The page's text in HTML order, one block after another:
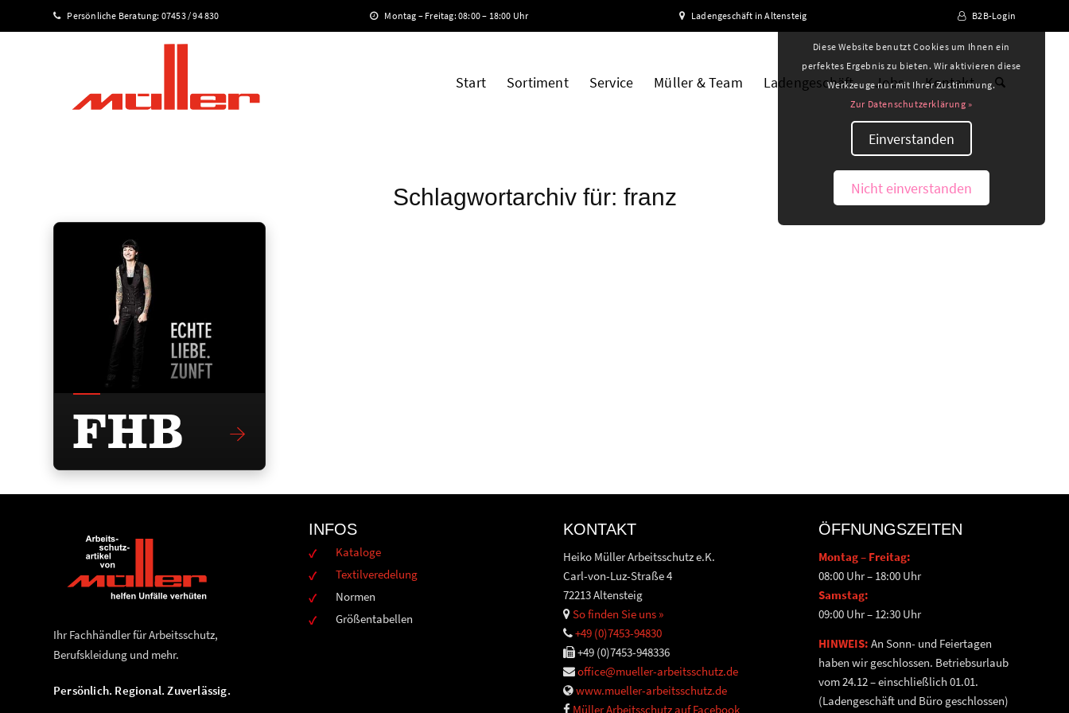
Persönliche Beratung: 07453 / 94 830 Montag – Freitag: 08:00 – 18:00 Uhr Ladengeschäft in Altensteig B2B-Login
Start Sortiment Service Müller & Team Ladengeschäft Jobs Kontakt
Schlagwortarchiv für: franz
Ihr Fachhändler für Arbeitsschutz,
Berufskleidung und mehr.
Persönlich. Regional. Zuverlässig.
INFOS
Kataloge
Textilveredelung
Normen
Größentabellen
KONTAKT
Heiko Müller Arbeitsschutz e.K.
Carl-von-Luz-Straße 4
72213 Altensteig
So finden Sie uns »
+49 (0)7453-94830
+49 (0)7453-948336
office@mueller-arbeitsschutz.de
www.mueller-arbeitsschutz.de
Müller Arbeitsschutz auf Facebook
ÖFFNUNGSZEITEN
Montag – Freitag:
08:00 Uhr – 18:00 Uhr
Samstag:
09:00 Uhr – 12:30 Uhr
HINWEIS: An Sonn- und Feiertagen
haben wir geschlossen. Betriebsurlaub
vom 24.12 – einschließlich 01.01.
(Ladengeschäft und Büro geschlossen)
Diese Website benutzt Cookies um Ihnen ein
perfektes Ergebnis zu bieten. Wir aktivieren diese
Werkzeuge nur mit Ihrer Zustimmung.
Zur Datenschutzerklärung »
Einverstanden
Nicht einverstanden